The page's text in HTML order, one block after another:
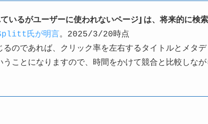
ているがユーザーに使われないページ」は、将来的に検
氏が明言。2025/3/20時点
るのであれば、クリック率を左右するタイトルとメタ
ことになりますので、時間をかけて競合と比較しな